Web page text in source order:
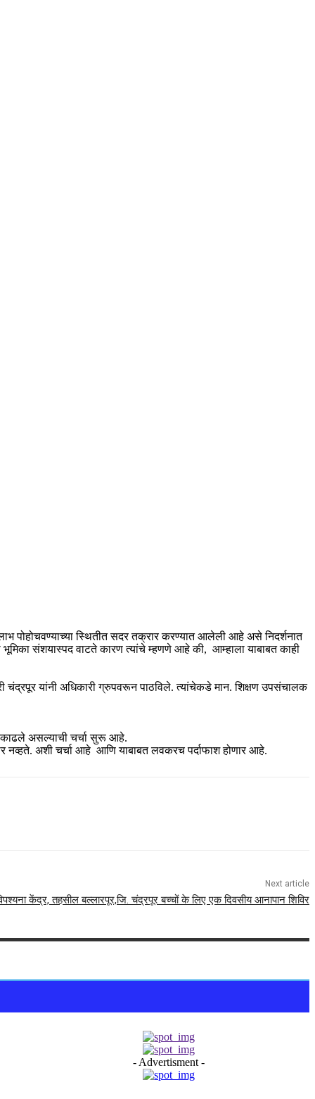
पोहोचवण्याच्या स्थितीत सदर तक्रार करण्यात आलेली आहे असे निदर्शनात
संशयास्पद वाटते कारण त्यांचे म्हणणे आहे की, आम्हाला याबाबत काही
चंद्रपूर यांनी अधिकारी ग्रुपवरून पाठविले. त्यांचेकडे मान. शिक्षण उपसंचालक
काढले असल्याची चर्चा सुरू आहे.
नव्हते. अशी चर्चा आहे आणि याबाबत लवकरच पर्दाफाश होणार आहे.
Next article
केंद्र, तहसील बल्लारपूर,जि. चंद्रपूर बच्चों के लिए एक दिवसीय आनापान शिविर
- Advertisment -